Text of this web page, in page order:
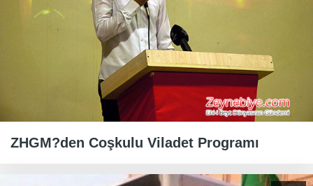
ZHGM?den Coşkulu Viladet Programı